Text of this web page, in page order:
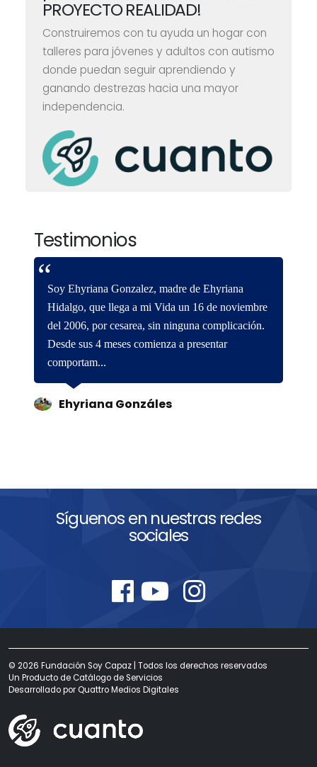
PROYECTO REALIDAD!
Construiremos con tu ayuda un hogar con
talleres para jóvenes y adultos con autismo
donde puedan seguir aprendiendo y
ganando destrezas hacia una mayor
independencia.
Testimonios
Soy Ehyriana Gonzalez, madre de Ehyriana
Hidalgo, que llega a mi Vida un 16 de noviembre
del 2006, por cesarea, sin ninguna complicación.
Desde sus 4 meses comienza a presentar
comportam...
Ehyriana Gonzáles
Síguenos en nuestras redes
sociales
© 2026 Fundación Soy Capaz | Todos los derechos reservados
Un Producto deCatálogo de Servicios
Desarrollado porQuattro Medios Digitales